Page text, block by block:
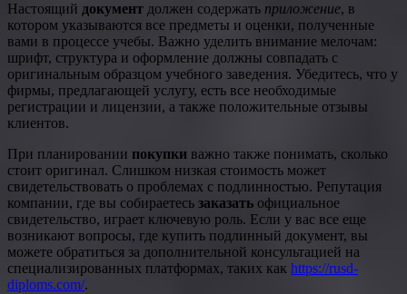
Настоящий документ должен содержать приложение, в
котором указываются все предметы и оценки, полученные
вами в процессе учебы. Важно уделить внимание мелочам:
шрифт, структура и оформление должны совпадать с
оригинальным образцом учебного заведения. Убедитесь, что у
фирмы, предлагающей услугу, есть все необходимые
регистрации и лицензии, а также положительные отзывы
клиентов.
При планировании покупки важно также понимать, сколько
стоит оригинал. Слишком низкая стоимость может
свидетельствовать о проблемах с подлинностью. Репутация
компании, где вы собираетесь заказать официальное
свидетельство, играет ключевую роль. Если у вас все еще
возникают вопросы, где купить подлинный документ, вы
можете обратиться за дополнительной консультацией на
специализированных платформах, таких как https://rusd-
diploms.com/.